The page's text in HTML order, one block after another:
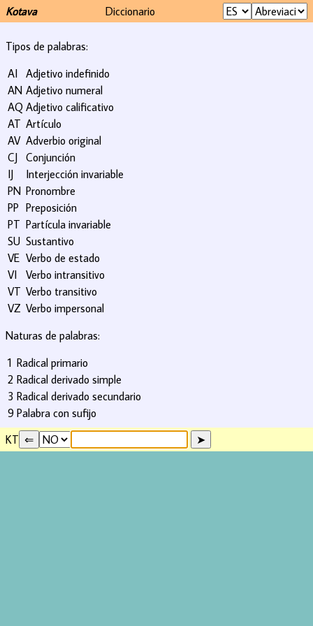
Kotava Diccionario
Tipos de palabras:
AI Adjetivo indefinido
AN Adjetivo numeral
AQ Adjetivo calificativo
AT Artículo
AV Adverbio original
CJ Conjunción
IJ
Interjección invariable
PN Pronombre
PP Preposición
PT Partícula invariable
SU Sustantivo
VE Verbo de estado
VI
Verbo intransitivo
VT Verbo transitivo
VZ Verbo impersonal
Naturas de palabras:
1 Radical primario
2 Radical derivado simple
3 Radical derivado secundario
9 Palabra con sufijo
KT